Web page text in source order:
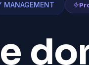
MANAGEMENT